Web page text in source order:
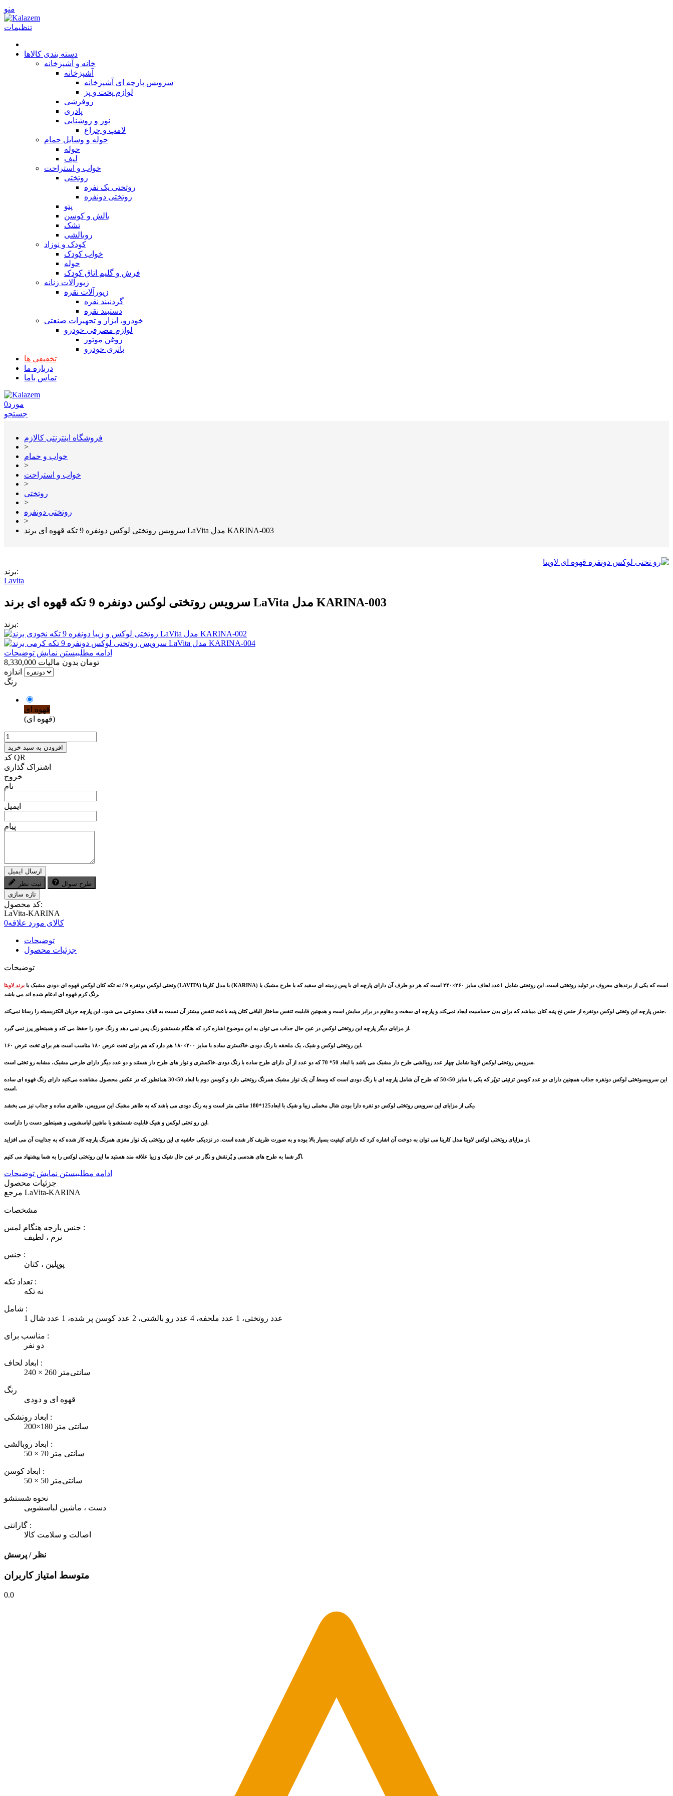
منو
تنظیمات
دسته بندی کالاها
خانه و آشپزخانه
آشپزخانه
سرویس پارچه ای آشپزخانه
لوازم پخت و پز
روفرشی
پا‌دری
نور و روشنایی
لامپ و چراغ
حوله و وسایل حمام
حوله
لیف
خواب و استراحت
روتختی
روتختی یک نفره
روتختی دونفره
پتو
بالش و کوسن
تشک
روبالشی
کودک و نوزاد
خواب کودک
حوله
فرش و گلیم اتاق کودک
زیورآلات زنانه
زیورآلات نقره
گردنبند نقره
دستبند نقره
خودرو، ابزار و تجهیزات صنعتی
لوازم مصرفی خودرو
روغن موتور
باتری خودرو
تخفیفی ها
درباره ما
تماس باما
0مورد
جستجو
فروشگاه اینترنتی کالازم
>
خواب و حمام
>
خواب و استراحت
>
روتختی
>
روتختی دونفره
>
سرویس روتختی لوکس دونفره 9 تکه قهوه ای برند LaVita مدل KARINA-003
برند:
Lavita
سرویس روتختی لوکس دونفره 9 تکه قهوه ای برند LaVita مدل KARINA-003
برند:
ادامه مطلببستن نمایش توضیحات
8,330,000 تومان بدون مالیات
اندازه
رنگ
قهوه ای
(قهوه ای)
افزودن به سبد خرید
کد QR
اشتراک گذاری
خروج
نام
ایمیل
پیام
ارسال ایمیل
ثبت نظر
طرح سوال
کد محصول:
LaVita-KARINA
کالای مورد علاقه0
توضیحات
جزئیات محصول
توضیحات
وتختی لوکس دونفره 9 / نه تکه کتان لوکس قهوه ای-دودی مشبک با برند لاویتا
(LAVITA) با مدل کارینا (KARINA) است که یکی از برندهای معروف در تولید روتختی است. این روتختی شامل 1عدد لحاف سایز ۲۶۰×۲۴۰ است که هر دو طرف آن دارای پارچه ای با پس زمینه ای سفید که با طرح مشبک با
رنگ کرم قهوه ای ادغام شده اند می باشد.
جنس پارچه‌ این وتختی لوکس دونفره از جنس نخ پنبه کتان میباشد که برای بدن حساسیت ایجاد نمی‌کند و پارچه ای سخت و مقاوم در برابر سایش استو همچنین قابلیت تنفس ساختار الیافی کتان پنبه باعث تنفس بیشتر آن نسبت به الیاف مصنوعی می شود. این پارچه جریان الکتریسیته را رسانا نمی‌کند.
از مزایای دیگر پارچه این روتختی لوکس در عین حال جذاب می توان به این موضوع اشاره کرد که هنگام شستشو رنگ پس نمی دهد و رنگ خود را حفظ می کند و همینطور پرز نمی گیرد.
این روتختی لوکس و شیک، یک ملحفه با رنگ دودی-خاکستری ساده با سایز ۲۰۰×۱۸۰ هم دارد که هم برای تخت عرض ۱۸۰ مناسب است هم برای تخت عرض ۱۶۰.
سرویس روتختی لوکس لاویتا شامل چهار عدد روبالشی طرح دار مشبک می باشد با ابعاد 50* 70 که دو عدد از آن دارای طرح ساده با رنگ دودی-خاکستری و نوار های طرح دار هستند و دو عدد دیگر دارای طرحی مشبک، مشابه رو تختی است.
این سرویسوتختی لوکس دونفره جذاب همچنین دارای دو عدد کوسن تزئینی توپُر که یکی با سایز 50×50 که طرح آن شامل پارچه ای با رنگ دودی است که وسط آن یک نوار مشبک همرنگ روتختی دارد و کوسن دوم با ابعاد 50×30 همانطور که در عکس محصول مشاهده می‌کنید دارای رنگ قهوه ای ساده
است.
یکی از مزایای این سرویس روتختی لوکس دو نفره دارا بودن شال مخملی زیبا و شیک با ابعاد125*180 سانتی متر است و به رنگ دودی می باشد که به ظاهر مشبک این سرویس، ظاهری ساده و جذاب نیز می بخشد.
این رو تختی لوکس و شیک قابلیت شستشو با ماشین لباسشویی و همینطور دست را داراست.
از مزایای روتختی لوکس لاویتا مدل کارینا می توان به دوخت آن اشاره کرد که دارای کیفیت بسیار بالا بوده و به صورت ظریف کار شده است. در نزدیکی حاشیه ی این روتختی یک نوار مغزی همرنگ پارچه کار شده که به جذابیت آن می افزاید.
اگر شما به طرح های هندسی و پٌرنقش و نگار در عین حال شیک و زیبا علاقه مند هستید ما این روتختی لوکس را به شما پیشنهاد می کنیم.
ادامه مطلببستن نمایش توضیحات
جزئیات محصول
LaVita-KARINA
مشخصات
جنس پارچه هنگام لمس :
نرم ، لطیف
جنس :
پوپلین ، کتان
تعداد تکه :
نه تکه
شامل :
1 عدد روتختی، 1 عدد ملحفه، 4 عدد رو بالشتی، 2 عدد کوسن پر شده، 1 عدد شال
مناسب برای :
دو نفر
ابعاد لحاف :
240 × 260 سانتی‌متر
رنگ
قهوه ای و دودی
ابعاد روتشکی :
200×180 سانتی متر
ابعاد روبالشی :
50 × 70 سانتی متر
ابعاد کوسن :
50 × 50 سانتی‌متر
نحوه شستشو
دست ، ماشین لباسشویی
گارانتی :
اصالت و سلامت کالا
نظر / پرسش
متوسط امتیاز کاربران
0.0